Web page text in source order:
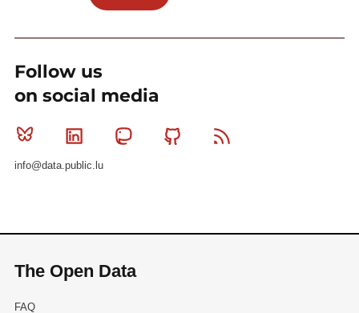
Follow us
on social media
Bluesky Linkedin MastodonGithub
info@data.public.lu
The Open Data
FAQ